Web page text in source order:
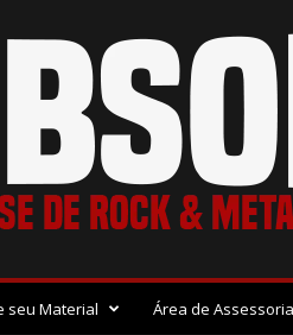
seu Material Área de